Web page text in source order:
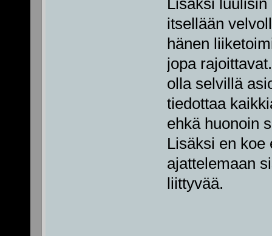
Lisäksi
itsellään
hänen
jopa
olla selvillä
tiedottaa
ehkä huonoin
Lisäksi en koe
ajattelemaan
liittyvää.